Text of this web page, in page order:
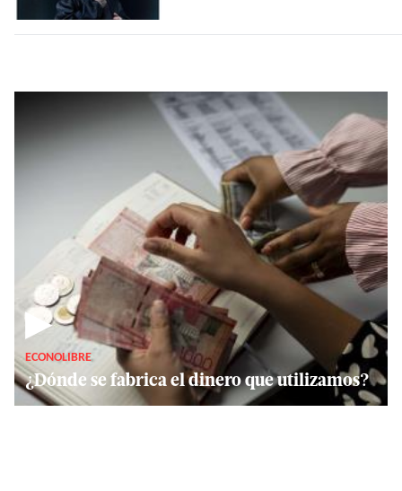
▶
ECONOLIBRE
¿Dónde se fabrica el dinero que utilizamos?